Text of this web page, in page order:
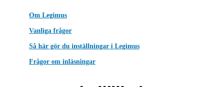
Om Legimus
Vanliga frågor
Så här gör du inställningar i Legimus
Frågor om inläsningar